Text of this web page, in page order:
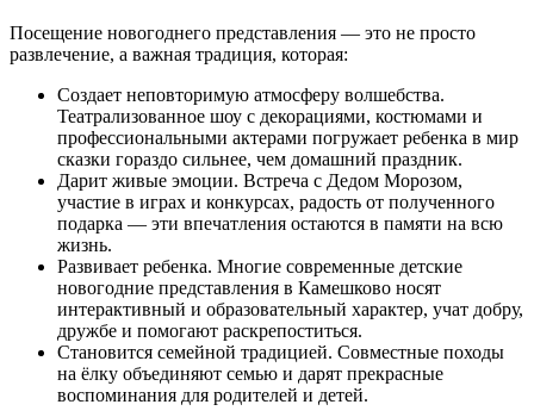
Посещение новогоднего представления — это не просто
развлечение, а важная традиция, которая:
Создает неповторимую атмосферу волшебства.
Театрализованное шоу с декорациями, костюмами и
профессиональными актерами погружает ребенка в мир
сказки гораздо сильнее, чем домашний праздник.
Дарит живые эмоции. Встреча с Дедом Морозом,
участие в играх и конкурсах, радость от полученного
подарка — эти впечатления остаются в памяти на всю
жизнь.
Развивает ребенка. Многие современные детские
новогодние представления в Камешково носят
интерактивный и образовательный характер, учат добру,
дружбе и помогают раскрепоститься.
Становится семейной традицией. Совместные походы
на ёлку объединяют семью и дарят прекрасные
воспоминания для родителей и детей.